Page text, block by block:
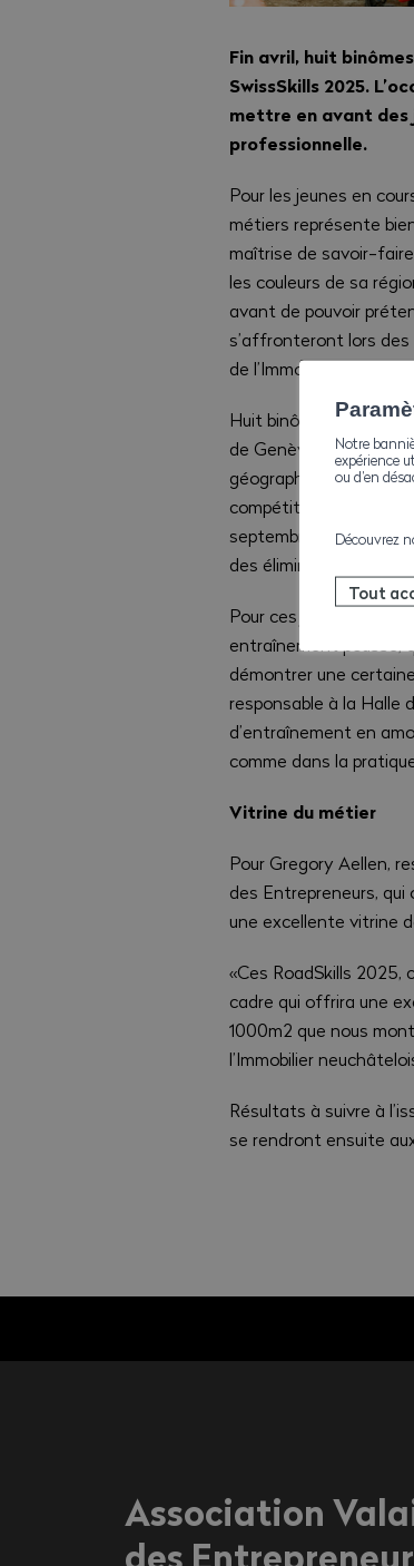
Fin avril, huit
SwissSkills 2025.
mettre en avant des
professionnelle.
Pour les jeunes en
métiers représente
maîtrise de savoir-
les couleurs de sa
avant de pouvoir
s’affronteront lors des
de l’Immobilier.
Huit binômes sont
de Genève, un du
géographique, qui
compétition. À la clé,
septembre. Pour
des éliminatoires, le
Pour ces jeunes, la
entraînement poussé,
démontrer une
responsable à la Halle
d’entraînement en
comme dans la
Vitrine du métier
Pour Gregory Aellen,
des Entrepreneurs,
une excellente vitrine
«Ces RoadSkills 2025,
cadre qui offrira une
1000m2 que nous
l’Immobilier
Résultats à suivre à
se rendront ensuite
Association
Notre
expérience
ou d’en
Découvrez
Tout